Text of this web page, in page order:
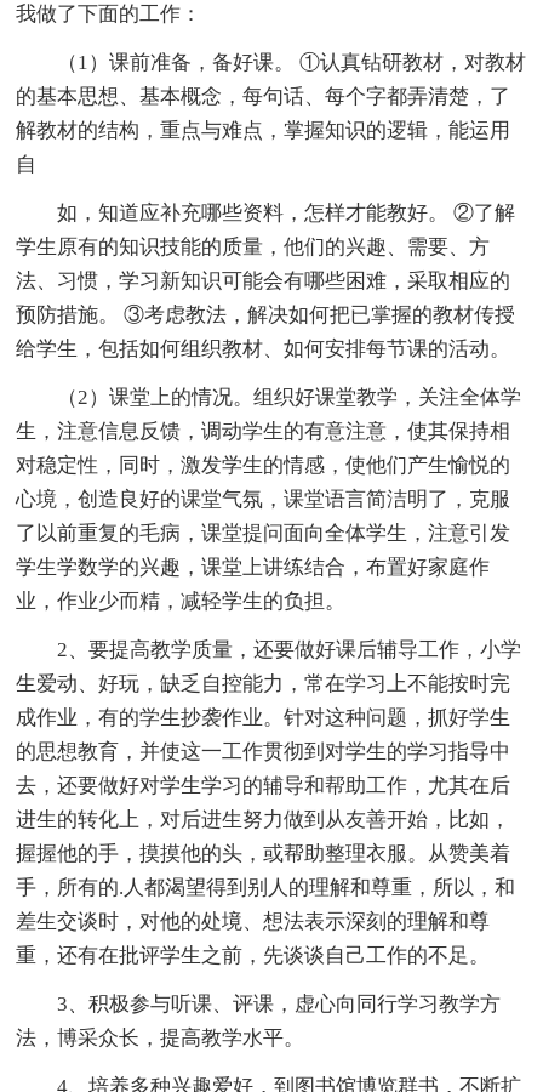
我做了下面的工作：
（1）课前准备，备好课。 ①认真钻研教材，对教材
的基本思想、基本概念，每句话、每个字都弄清楚，了
解教材的结构，重点与难点，掌握知识的逻辑，能运用
自
如，知道应补充哪些资料，怎样才能教好。 ②了解
学生原有的知识技能的质量，他们的兴趣、需要、方
法、习惯，学习新知识可能会有哪些困难，采取相应的
预防措施。 ③考虑教法，解决如何把已掌握的教材传授
给学生，包括如何组织教材、如何安排每节课的活动。
（2）课堂上的情况。组织好课堂教学，关注全体学
生，注意信息反馈，调动学生的有意注意，使其保持相
对稳定性，同时，激发学生的情感，使他们产生愉悦的
心境，创造良好的课堂气氛，课堂语言简洁明了，克服
了以前重复的毛病，课堂提问面向全体学生，注意引发
学生学数学的兴趣，课堂上讲练结合，布置好家庭作
业，作业少而精，减轻学生的负担。
2、要提高教学质量，还要做好课后辅导工作，小学
生爱动、好玩，缺乏自控能力，常在学习上不能按时完
成作业，有的学生抄袭作业。针对这种问题，抓好学生
的思想教育，并使这一工作贯彻到对学生的学习指导中
去，还要做好对学生学习的辅导和帮助工作，尤其在后
进生的转化上，对后进生努力做到从友善开始，比如，
握握他的手，摸摸他的头，或帮助整理衣服。从赞美着
手，所有的.人都渴望得到别人的理解和尊重，所以，和
差生交谈时，对他的处境、想法表示深刻的理解和尊
重，还有在批评学生之前，先谈谈自己工作的不足。
3、积极参与听课、评课，虚心向同行学习教学方
法，博采众长，提高教学水平。
4、培养多种兴趣爱好，到图书馆博览群书，不断扩